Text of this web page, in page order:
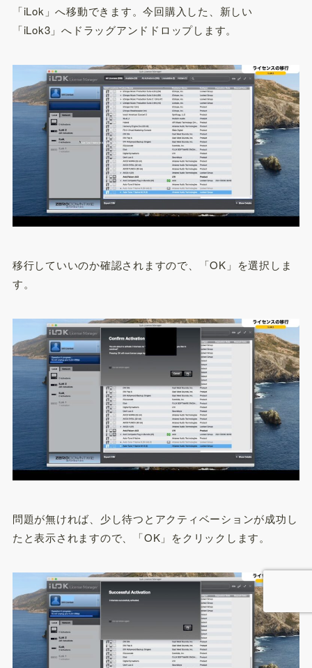
「iLok」へ移動できます。今回購入した、新しい
「iLok3」へドラッグアンドドロップします。
移行していいのか確認されますので、「OK」を選択しま
す。
問題が無ければ、少し待つとアクティベーションが成功し
たと表示されますので、「OK」をクリックします。